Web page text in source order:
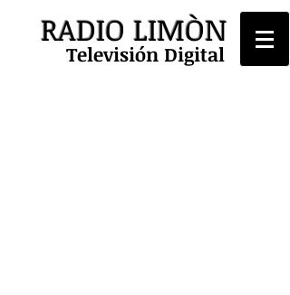
RADIO LIMÒN
Televisión Digital